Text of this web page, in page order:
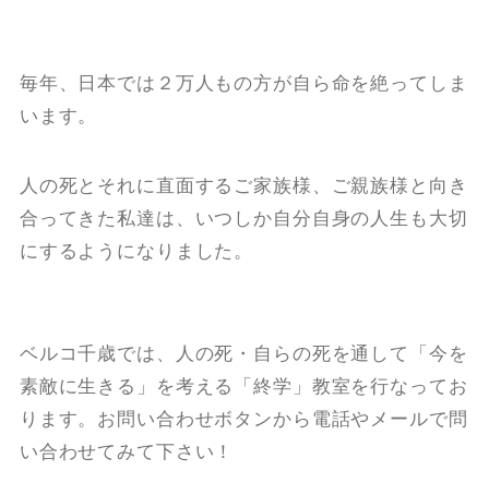
毎年、日本では２万人もの方が自ら命を絶ってしま
います。
人の死とそれに直面するご家族様、ご親族様と向き
合ってきた私達は、いつしか自分自身の人生も大切
にするようになりました。
ベルコ千歳では、人の死・自らの死を通して「今を
素敵に生きる」を考える「終学」教室を行なってお
ります。お問い合わせボタンから電話やメールで問
い合わせてみて下さい！